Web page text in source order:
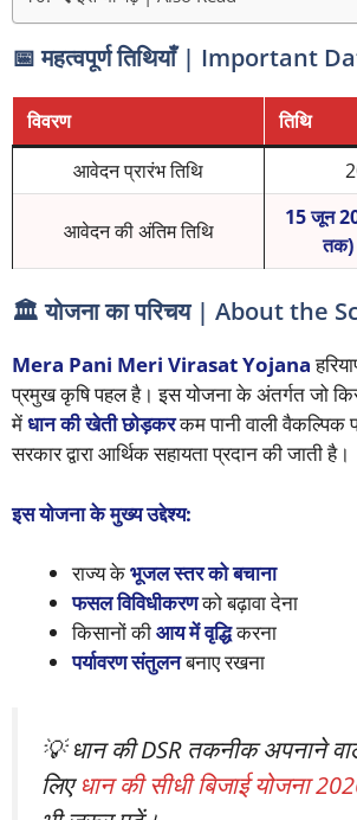
📅 महत्वपूर्ण तिथियाँ | Important
विवरण
तिथि
आवेदन प्रारंभ तिथि
आवेदन की अंतिम तिथि
15 जून
🏛️ योजना का परिचय | About the
Mera Pani Meri Virasat Yojana
प्रमुख कृषि पहल है। इस योजना के अंतर्गत जो
मेंधान की खेती छोड़करकम पानी वाली
सरकार द्वारा आर्थिक सहायता प्रदान की जाती है।
इस योजना के मुख्य उद्देश्य:
राज्य केभूजल स्तर को बचाना
फसल विविधीकरणको बढ़ावा देना
किसानों कीआय में वृद्धिकरना
पर्यावरण संतुलनबनाए रखना
💡 धान की DSR तकनीक अपनाने
लिएधान की सीधी बिजाई योजना